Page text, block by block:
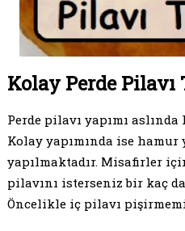
Kolay Perde Pilavı
Perde pilavı yapımı
Kolay yapımında ise
yapılmaktadır. Misafirler
pilavını isterseniz bir kaç
Öncelikle iç pilavı